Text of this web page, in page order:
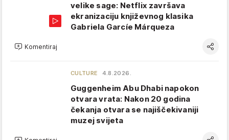
velike sage: Netflix završava
ekranizaciju književnog klasika
Gabriela Garcíe Márqueza
Komentiraj
CULTURE 4.8.2026.
Guggenheim Abu Dhabi napokon
otvara vrata: Nakon 20 godina
čekanja otvara se najiščekivaniji
muzej svijeta